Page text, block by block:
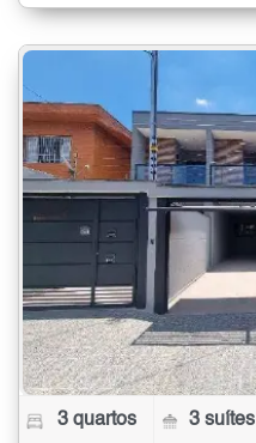
3 quartos 3 suítes